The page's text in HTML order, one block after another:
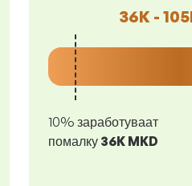
36K -
10% заработуваат
помалку 36K MKD